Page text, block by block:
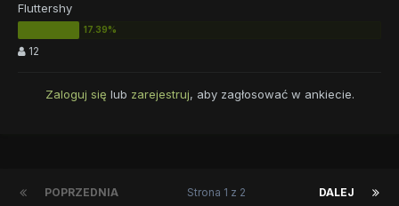
Fluttershy
12
Zaloguj się lub zarejestruj, aby zagłosować w ankiecie.
POPRZEDNIA DALEJ
Strona 1 z 2